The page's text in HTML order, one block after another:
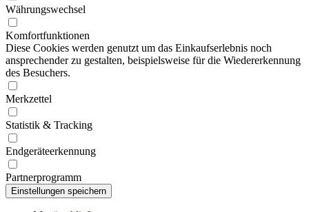
Währungswechsel
Komfortfunktionen
Diese Cookies werden genutzt um das Einkaufserlebnis noch
ansprechender zu gestalten, beispielsweise für die Wiedererkennung
des Besuchers.
Merkzettel
Statistik & Tracking
Endgeräteerkennung
Partnerprogramm